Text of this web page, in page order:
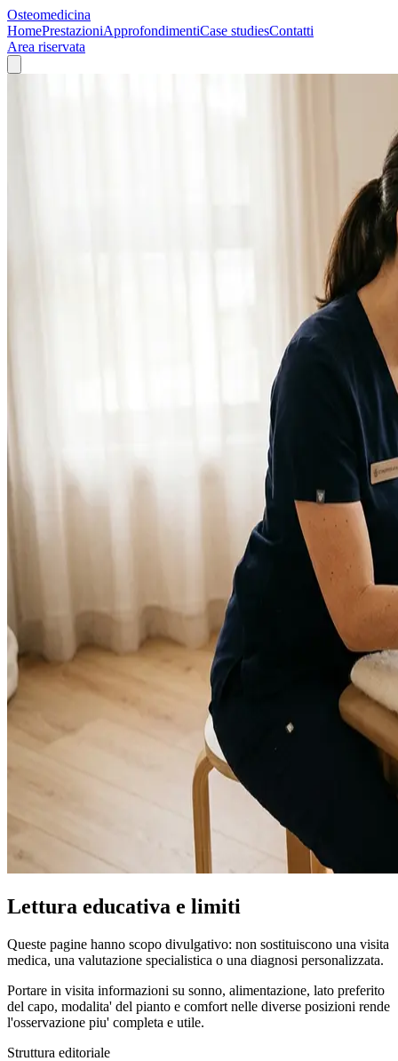
Osteomedicina
HomePrestazioniApprofondimentiCase studiesContatti
Area riservata
Lettura educativa e limiti
Queste pagine hanno scopo divulgativo: non sostituiscono una visita
medica, una valutazione specialistica o una diagnosi personalizzata.
Portare in visita informazioni su sonno, alimentazione, lato preferito
del capo, modalita' del pianto e comfort nelle diverse posizioni rende
l'osservazione piu' completa e utile.
Struttura editoriale